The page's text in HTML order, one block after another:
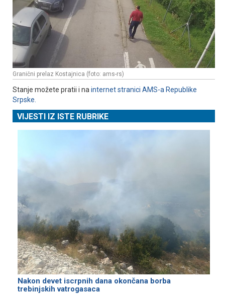
Granični prelaz Kostajnica (foto: ams-rs)
Stanje možete pratii i na internet stranici AMS-a Republike
Srpske.
VIJESTI IZ ISTE RUBRIKE
Nakon devet iscrpnih dana okončana borba
trebinjskih vatrogasaca